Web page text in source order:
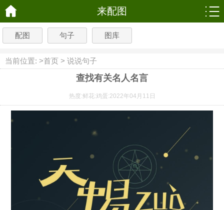
来配图
配图 句子 图库
当前位置: >首页 > 说说句子
查找有关名人名言
热度:鲜花:鸡蛋:2022年04月11日